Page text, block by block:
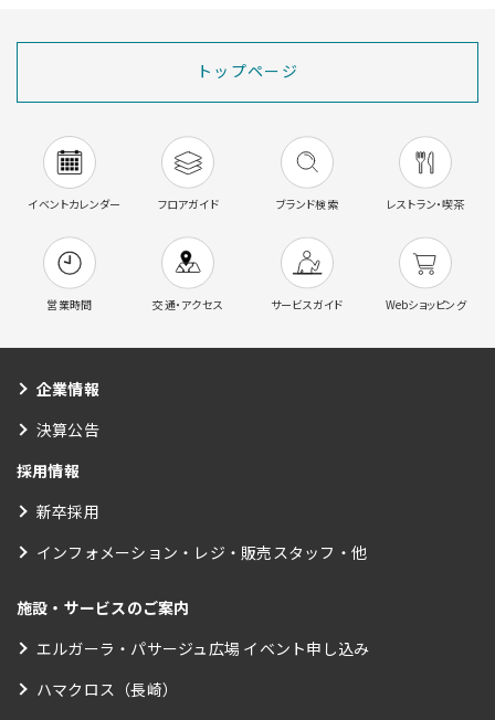
トップページ
イベントカレンダー フロアガイド ブランド検索 レストラン・喫茶
営業時間 交通・アクセス サービスガイド Webショッピング
企業情報
決算公告
採用情報
新卒採用
インフォメーション・レジ・販売スタッフ・他
施設・サービスのご案内
エルガーラ・パサージュ広場 イベント申し込み
ハマクロス（長崎）